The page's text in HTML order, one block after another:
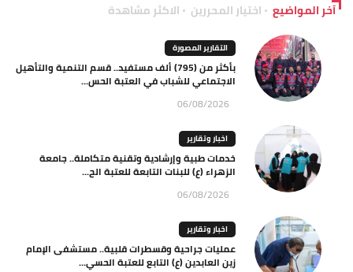
آخر المواضيع اختيار المحررين الاكثر مشاهدة
التقارير المصورة
بأكثر من (795) ألف مستفيد.. قسم التنمية والتأهيل
الاجتماعي للشباب في العتبة الحس...
06/08/2026
اخبار وتقارير
خدمات طبية وإرشادية وتقنية متكاملة.. جامعة
الزهراء (ع) للبنات التابعة للعتبة الح...
06/08/2026
اخبار وتقارير
عمليات جراحية وقسطرات قلبية.. مستشفى الإمام
زين العابدين (ع) التابع للعتبة الحسي...